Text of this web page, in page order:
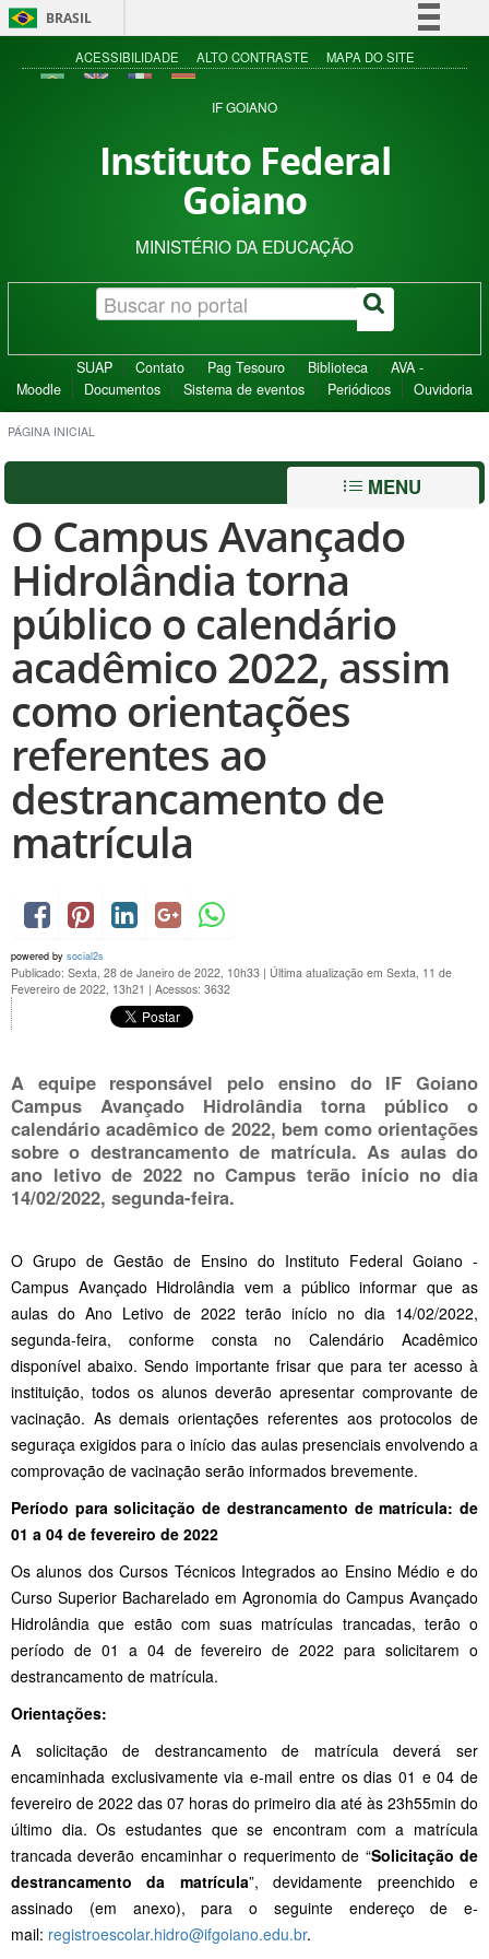
BRASIL
Simplifique!
Acesso à informação
ACESSIBILIDADE ALTO CONTRASTE MAPA DO SITE
IF GOIANO
Instituto Federal
Goiano
MINISTÉRIO DA EDUCAÇÃO
SUAP Contato Pag Tesouro Biblioteca
AVA -
Moodle
Documentos Sistema de eventos Periódicos Ouvidoria
PÁGINA INICIAL
MENU
O Campus Avançado
Hidrolândia torna
público o calendário
acadêmico 2022, assim
como orientações
referentes ao
destrancamento de
matrícula
powered by social2s
Publicado: Sexta, 28 de Janeiro de 2022, 10h33 | Última atualização em Sexta, 11 de
Fevereiro de 2022, 13h21 | Acessos: 3632
A equipe responsável pelo ensino do IF Goiano
Campus Avançado Hidrolândia torna público o
calendário acadêmico de 2022, bem como orientações
sobre o destrancamento de matrícula. As aulas do
ano letivo de 2022 no Campus terão início no dia
14/02/2022, segunda-feira.
O Grupo de Gestão de Ensino do Instituto Federal Goiano -
Campus Avançado Hidrolândia vem a público informar que as
aulas do Ano Letivo de 2022 terão início no dia 14/02/2022,
segunda-feira, conforme consta no Calendário Acadêmico
disponível abaixo. Sendo importante frisar que para ter acesso à
instituição, todos os alunos deverão apresentar comprovante de
vacinação. As demais orientações referentes aos protocolos de
seguraça exigidos para o início das aulas presenciais envolvendo a
comprovação de vacinação serão informados brevemente.
Período para solicitação de destrancamento de matrícula: de
01 a 04 de fevereiro de 2022
Os alunos dos Cursos Técnicos Integrados ao Ensino Médio e do
Curso Superior Bacharelado em Agronomia do Campus Avançado
Hidrolândia que estão com suas matrículas trancadas, terão o
período de 01 a 04 de fevereiro de 2022 para solicitarem o
destrancamento de matrícula.
Orientações:
A solicitação de destrancamento de matrícula deverá ser
encaminhada exclusivamente via e-mail entre os dias 01 e 04 de
fevereiro de 2022 das 07 horas do primeiro dia até às 23h55min do
último dia. Os estudantes que se encontram com a matrícula
trancada deverão encaminhar o requerimento de “Solicitação de
destrancamento da matrícula”, devidamente preenchido e
assinado (em anexo), para o seguinte endereço de e-
mail: registroescolar.hidro@ifgoiano.edu.br.